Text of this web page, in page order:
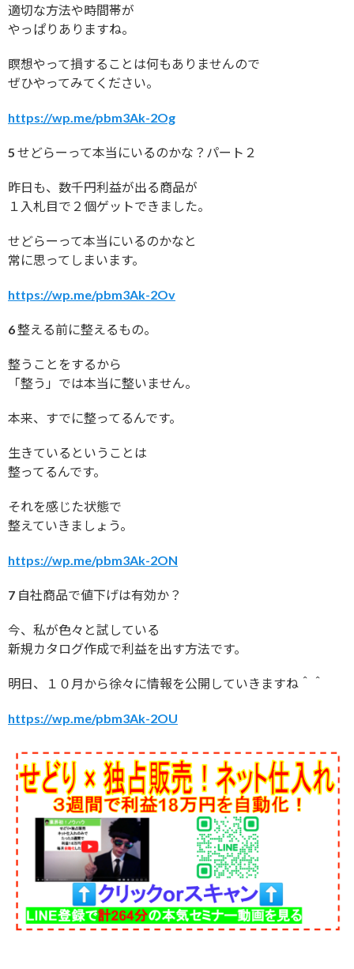
適切な方法や時間帯が
やっぱりありますね。
瞑想やって損することは何もありませんので
ぜひやってみてください。
https://wp.me/pbm3Ak-2Og
5 せどらーって本当にいるのかな？パート２
昨日も、数千円利益が出る商品が
１入札目で２個ゲットできました。
せどらーって本当にいるのかなと
常に思ってしまいます。
https://wp.me/pbm3Ak-2Ov
6 整える前に整えるもの。
整うことをするから
「整う」では本当に整いません。
本来、すでに整ってるんです。
生きているということは
整ってるんです。
それを感じた状態で
整えていきましょう。
https://wp.me/pbm3Ak-2ON
7 自社商品で値下げは有効か？
今、私が色々と試している
新規カタログ作成で利益を出す方法です。
明日、１０月から徐々に情報を公開していきますね＾＾
https://wp.me/pbm3Ak-2OU